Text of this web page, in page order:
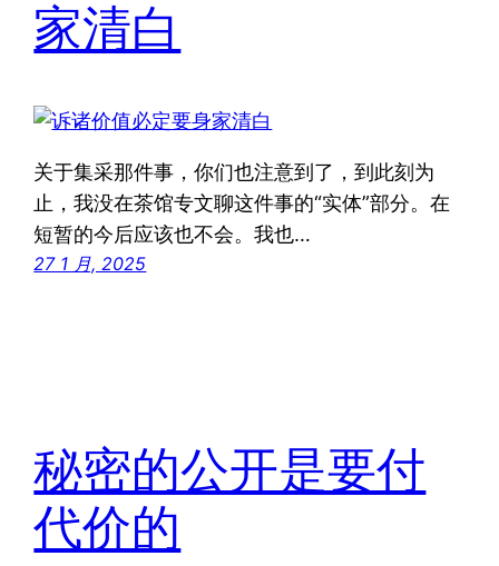
家清白
关于集采那件事，你们也注意到了，到此刻为
止，我没在茶馆专文聊这件事的“实体”部分。在
短暂的今后应该也不会。我也…
27 1 月, 2025
秘密的公开是要付
代价的